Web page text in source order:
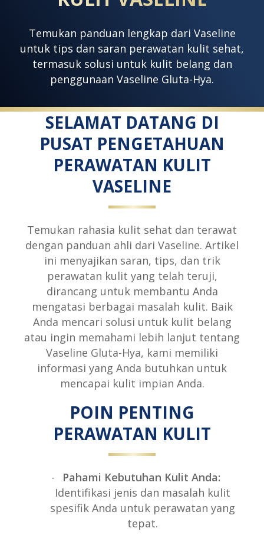
Temukan panduan lengkap dari Vaseline
untuk tips dan saran perawatan kulit sehat,
termasuk solusi untuk kulit belang dan
penggunaan Vaseline Gluta-Hya.
SELAMAT DATANG DI
PUSAT PENGETAHUAN
PERAWATAN KULIT
VASELINE
Temukan rahasia kulit sehat dan terawat
dengan panduan ahli dari Vaseline. Artikel
ini menyajikan saran, tips, dan trik
perawatan kulit yang telah teruji,
dirancang untuk membantu Anda
mengatasi berbagai masalah kulit. Baik
Anda mencari solusi untuk kulit belang
atau ingin memahami lebih lanjut tentang
Vaseline Gluta-Hya, kami memiliki
informasi yang Anda butuhkan untuk
mencapai kulit impian Anda.
POIN PENTING
PERAWATAN KULIT
Pahami Kebutuhan Kulit Anda:
Identifikasi jenis dan masalah kulit
spesifik Anda untuk perawatan yang
tepat.